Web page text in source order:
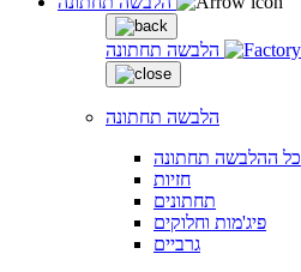
הלבשה תחתונה
הלבשה תחתונה
כל ההלבשה תחתונה
חזיות
תחתונים
פיג'מות וחלוקים
גרביים